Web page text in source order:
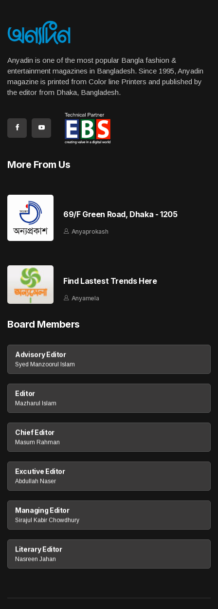
Anyadin is one of the most popular Bangla fashion &
entertainment magazines in Bangladesh. Since 1995, Anyadin
magazine is printed from Color line Printers and published by
the editor from Dhaka, Bangladesh.
More From Us
69/F Green Road, Dhaka - 1205
Anyaprokash
Find Lastest Trends Here
Anyamela
Board Members
Advisory Editor
Syed Manzoorul Islam
Editor
Mazharul Islam
Chief Editor
Masum Rahman
Excutive Editor
Abdullah Naser
Managing Editor
Sirajul Kabir Chowdhury
Literary Editor
Nasreen Jahan